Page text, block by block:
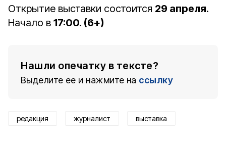
Открытие выставки состоится 29 апреля.
Начало в 17:00. (6+)
Нашли опечатку в тексте?
Выделите ее и нажмите на ссылку
редакция журналист выставка